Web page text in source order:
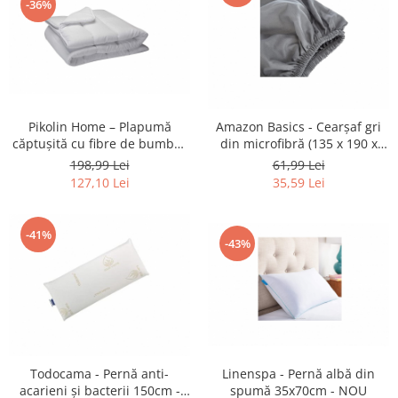
Fiare de calcat si masini de cusut
Ingrijire Locuinta
Purificatoare de aer
Ceasuri barbatesti
Ceasuri dama
Cutii, curele si accesorii ceasuri
Genti si accesorii femei
Imbracaminte barbati
Imbracaminte femei
Imbracaminte si Incaltaminte copii
Incaltaminte barbati
Ochelari de vedere
-36%
Pikolin Home – Plapumă
căptușită cu fibre de bumbac
anti-acarieni 80/90-150 x 220
cm - NOU
198,99 Lei
127,10 Lei
Amazon Basics - Cearşaf gri
din microfibră (135 x 190 x
30cm) - NOU
61,99 Lei
35,59 Lei
-41%
Todocama - Pernă anti-
acarieni şi bacterii 150cm -
-43%
Linenspa - Pernă albă din
spumă 35x70cm - NOU